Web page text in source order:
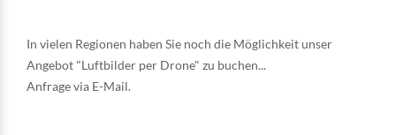
In vielen Regionen haben Sie noch die Möglichkeit unser
Angebot "Luftbilder per Drone" zu buchen...
Anfrage via E-Mail.